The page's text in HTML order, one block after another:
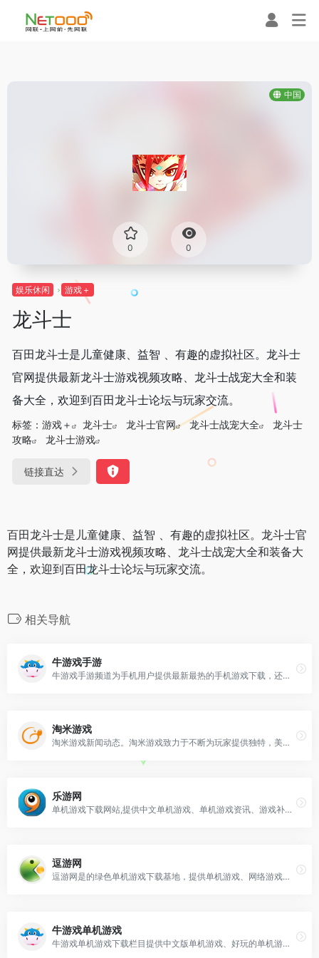
中国
0 0
娱乐休闲 游戏＋
龙斗士
百田龙斗士是儿童健康、益智 、有趣的虚拟社区。龙斗士
官网提供最新龙斗士游戏视频攻略、龙斗士战宠大全和装
备大全，欢迎到百田龙斗士论坛与玩家交流。
标签： 游戏＋ 龙斗士 龙斗士官网 龙斗士战宠大全
龙斗士
攻略
龙斗士游戏
链接直达
百田龙斗士是儿童健康、益智 、有趣的虚拟社区。龙斗士官
网提供最新龙斗士游戏视频攻略、龙斗士战宠大全和装备大
全，欢迎到百田龙斗士论坛与玩家交流。
相关导航
牛游戏手游
牛游戏手游频道为手机用户提供最新最热的手机游戏下载，还有一些热门应用软件APP，你都能找到你想要的。除了下载还有，最及时的手游资讯和最全面的手游攻略。
淘米游戏
淘米游戏新闻动态。淘米游戏致力于不断为玩家提供独特，美妙，高品质的精品游戏，目前运营多款广受欢迎的网页游戏产品、上亿名注册用户，也是国内最热门的网络游戏社区。包括《赛尔号》，《摩尔庄园》,《小花仙》，《功夫派》，《创想兵团》，《极速猎人》等人气游戏，也包括2125小游戏，淘米游戏吧等精品游戏平台和社区。
乐游网
单机游戏下载网站,提供中文单机游戏、单机游戏资讯、游戏补丁等;所有游戏配有说明、抓图、操作方式;保证所有游戏都安全无毒;是广大单机爱好者非常信赖的单机游戏下载基地。
逗游网
逗游网是的绿色单机游戏下载基地，提供单机游戏、网络游戏、好玩的手机游戏一键下载，自动安装，绿色安全！逗游网让您轻松玩游戏！
牛游戏单机游戏
牛游戏单机游戏下载栏目提供中文版单机游戏、好玩的单机游戏、最新单机游戏下载大全，你想要玩的单机游戏这里都能帮你找到，找单机游戏下载，到牛游戏单机游戏下载基地。